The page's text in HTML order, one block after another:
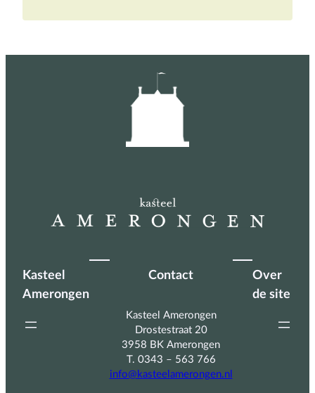
Kasteel
Amerongen
Contact
Kasteel Amerongen
Drostestraat 20
3958 BK Amerongen
T. 0343 – 563 766
info@kasteelamerongen.nl
Over
de site